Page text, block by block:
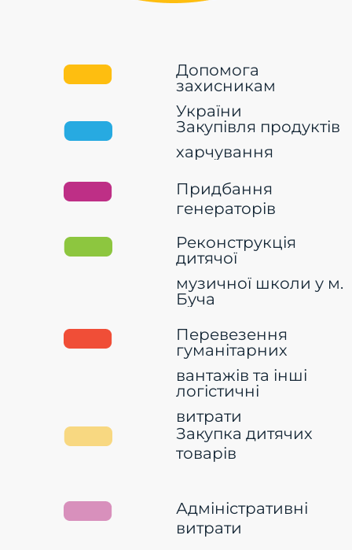
Допомога
захисникам
України
Закупівля продуктів
харчування
Придбання
генераторів
Реконструкція
дитячої
музичної школи у м.
Буча
Перевезення
гуманітарних
вантажів та інші
логістичні
витрати
Закупка дитячих
товарів
Адміністративні
витрати